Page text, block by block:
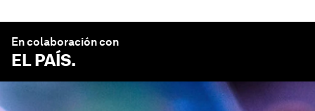
En colaboración con
EL PAÍS.